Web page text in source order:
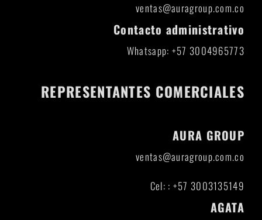
ventas@auragroup.com.co
Contacto administrativo
Whatsapp: +57 3004965773
REPRESENTANTES COMERCIALES
AURA GROUP
ventas@auragroup.com.co
Cel: : +57 3003135149
AGATA